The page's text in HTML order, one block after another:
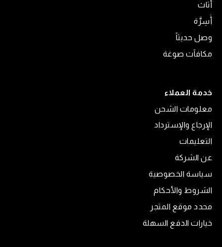
أثاث
أَسِرَّة
وصل حديثاً
مكافآت صوغة
خدمة العملاء
معلومات الشحن
الإرجاع والإسترداد
التعليمات
عن الشركة
سياسة الخصوصية
الشروط والأحكام
محدد موقع المتجر
خيارات الدفع السهلة